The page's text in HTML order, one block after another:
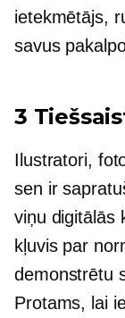
ietekmētājs,
savus
3
Ilustratori,
sen ir
viņu digitālās
kļuvis par
demonstrētu
Protams, lai